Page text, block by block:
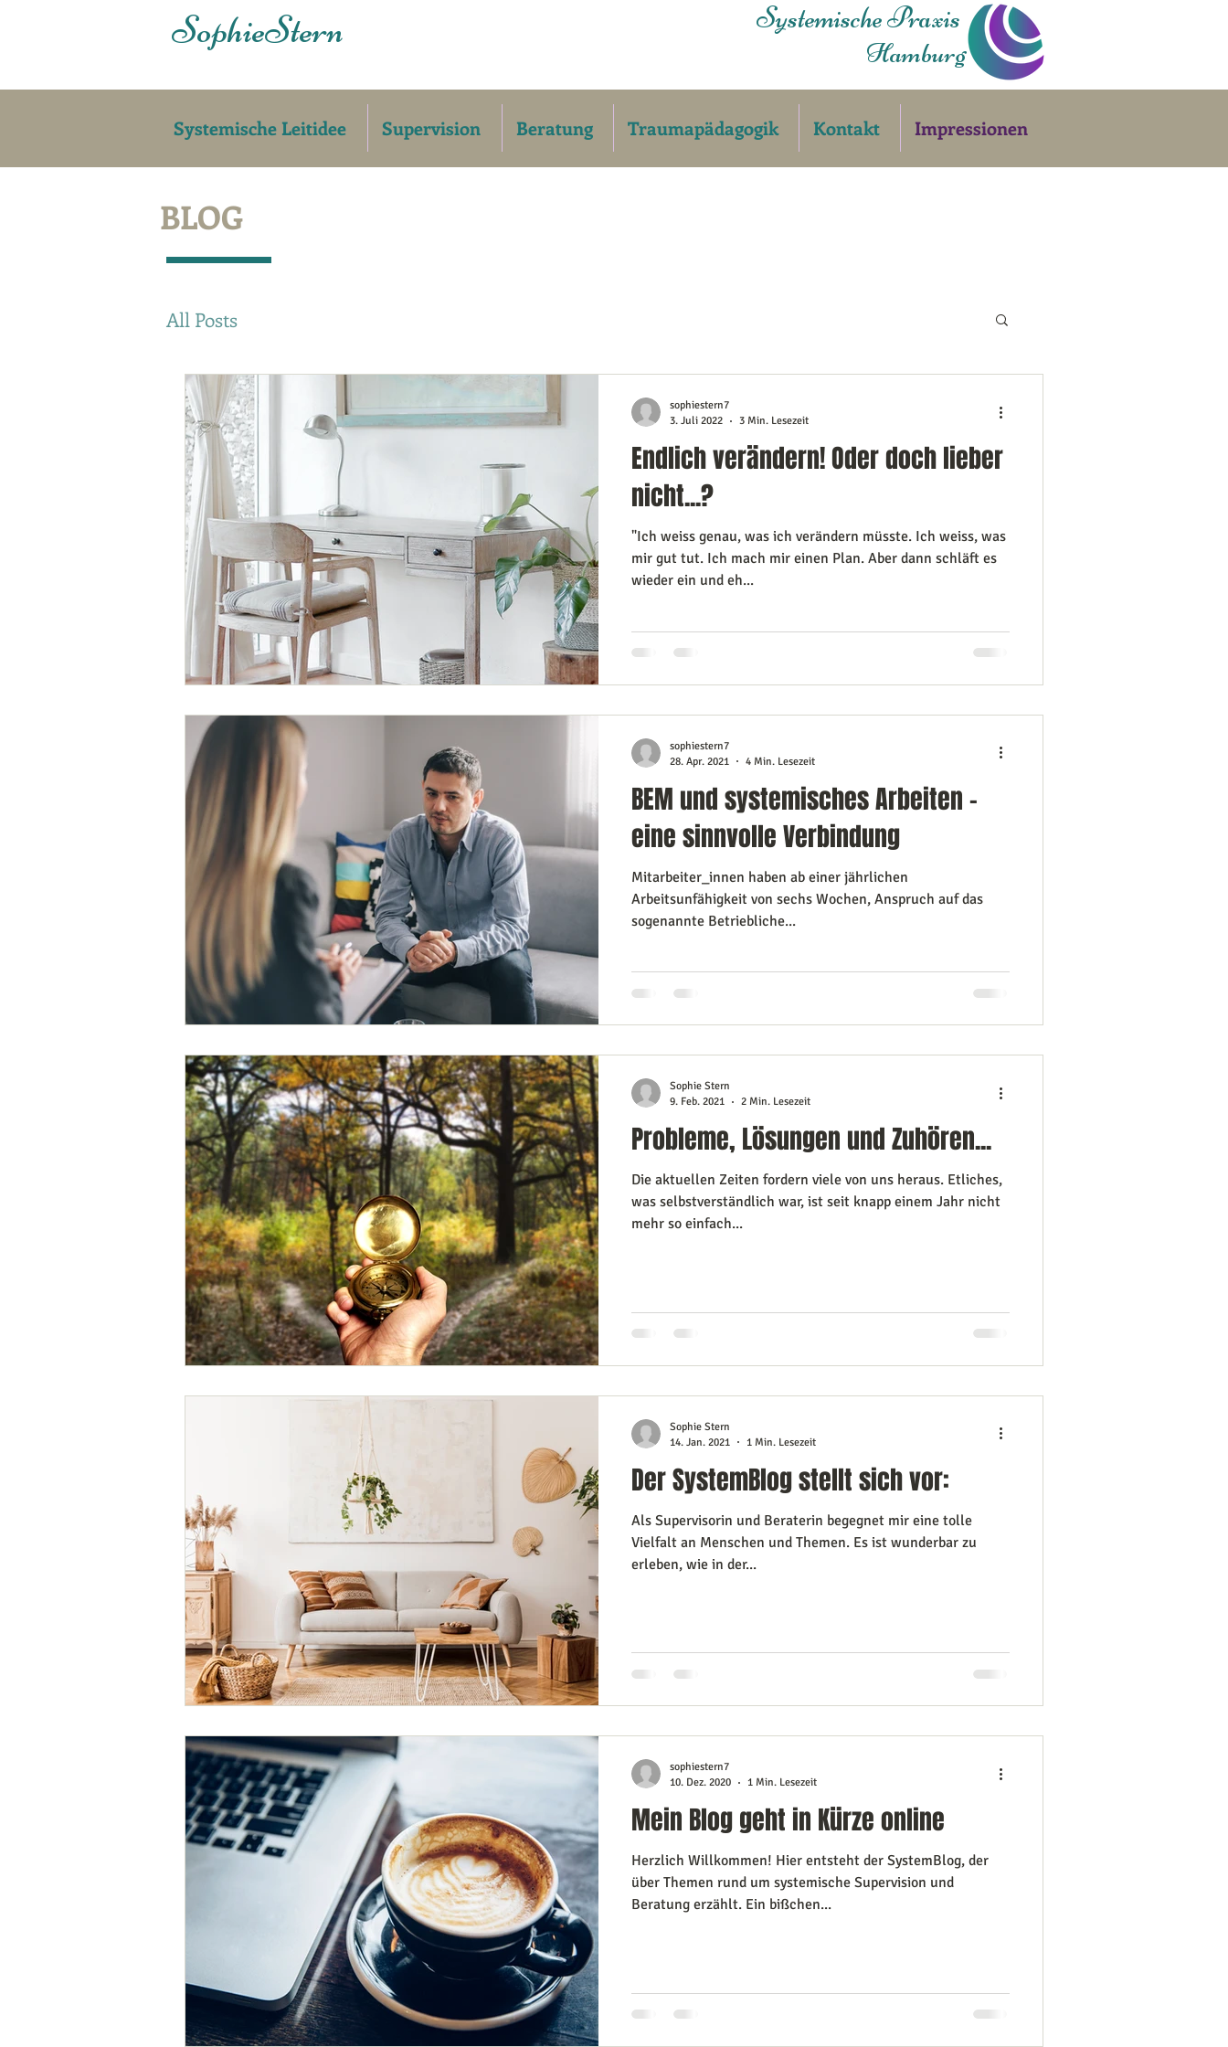
SophieStern Systemische Praxis
Hamburg
Systemische Leitidee Supervision Beratung Traumapädagogik Kontakt Impressionen
BLOG
All Posts
Endlich verändern! Oder doch lieber
nicht...?
"Ich weiss genau, was ich verändern müsste. Ich weiss, was
mir gut tut. Ich mach mir einen Plan. Aber dann schläft es
wieder ein und eh...
sophiestern7
3. Juli 2022
3 Min. Lesezeit
BEM und systemisches Arbeiten -
eine sinnvolle Verbindung
Mitarbeiter_innen haben ab einer jährlichen
Arbeitsunfähigkeit von sechs Wochen, Anspruch auf das
sogenannte Betriebliche...
sophiestern7
28. Apr. 2021
4 Min. Lesezeit
Probleme, Lösungen und Zuhören...
Die aktuellen Zeiten fordern viele von uns heraus. Etliches,
was selbstverständlich war, ist seit knapp einem Jahr nicht
mehr so einfach...
Sophie Stern
9. Feb. 2021
2 Min. Lesezeit
Der SystemBlog stellt sich vor:
Als Supervisorin und Beraterin begegnet mir eine tolle
Vielfalt an Menschen und Themen. Es ist wunderbar zu
erleben, wie in der...
Sophie Stern
14. Jan. 2021
1 Min. Lesezeit
Mein Blog geht in Kürze online
Herzlich Willkommen! Hier entsteht der SystemBlog, der
über Themen rund um systemische Supervision und
Beratung erzählt. Ein bißchen...
sophiestern7
10. Dez. 2020
1 Min. Lesezeit